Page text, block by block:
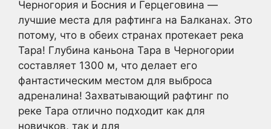
Черногория и Босния и Герцеговина —
лучшие места для рафтинга на Балканах. Это
потому, что в обеих странах протекает река
Тара! Глубина каньона Тара в Черногории
составляет 1300 м, что делает его
фантастическим местом для выброса
адреналина! Захватывающий рафтинг по
реке Тара отлично подходит как для
новичков, так и для